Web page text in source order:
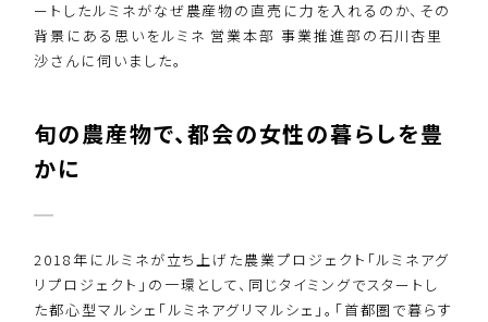
ートしたルミネがなぜ農産物の直売に力を入れるのか、その
背景にある思いをルミネ 営業本部 事業推進部の石川杏里
沙さんに伺いました。
旬の農産物で、都会の女性の暮らしを豊
かに
2018年にルミネが立ち上げた農業プロジェクト「ルミネアグ
リプロジェクト」の一環として、同じタイミングでスタートし
た都心型マルシェ「ルミネアグリマルシェ」。「首都圏で暮らす